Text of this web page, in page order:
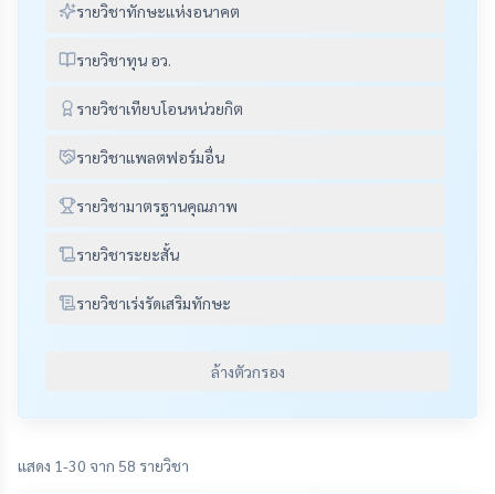
รายวิชาทักษะแห่งอนาคต
รายวิชาทุน อว.
รายวิชาเทียบโอนหน่วยกิต
รายวิชาแพลตฟอร์มอื่น
รายวิชามาตรฐานคุณภาพ
รายวิชาระยะสั้น
รายวิชาเร่งรัดเสริมทักษะ
ล้างตัวกรอง
แสดง 1-30 จาก 58 รายวิชา